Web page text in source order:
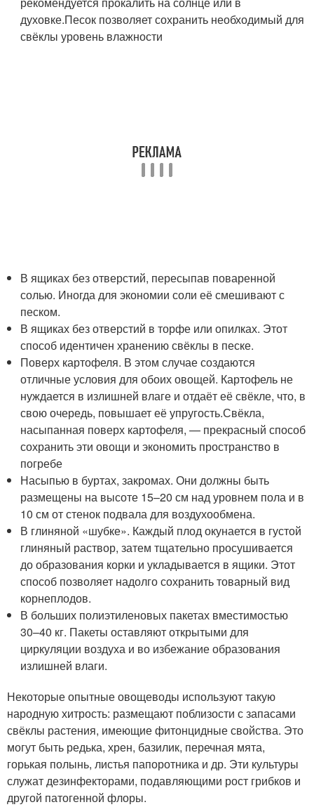
духовке.Песок позволяет сохранить необходимый для
свёклы уровень влажности
В ящиках без отверстий, пересыпав поваренной
солью. Иногда для экономии соли её смешивают с
песком.
В ящиках без отверстий в торфе или опилках. Этот
способ идентичен хранению свёклы в песке.
Поверх картофеля. В этом случае создаются
отличные условия для обоих овощей. Картофель не
нуждается в излишней влаге и отдаёт её свёкле, что, в
свою очередь, повышает её упругость.Свёкла,
насыпанная поверх картофеля, — прекрасный способ
сохранить эти овощи и экономить пространство в
погребе
Насыпью в буртах, закромах. Они должны быть
размещены на высоте 15–20 см над уровнем пола и в
10 см от стенок подвала для воздухообмена.
В глиняной «шубке». Каждый плод окунается в густой
глиняный раствор, затем тщательно просушивается
до образования корки и укладывается в ящики. Этот
способ позволяет надолго сохранить товарный вид
корнеплодов.
В больших полиэтиленовых пакетах вместимостью
30–40 кг. Пакеты оставляют открытыми для
циркуляции воздуха и во избежание образования
излишней влаги.
Некоторые опытные овощеводы используют такую
народную хитрость: размещают поблизости с запасами
свёклы растения, имеющие фитонцидные свойства. Это
могут быть редька, хрен, базилик, перечная мята,
горькая полынь, листья папоротника и др. Эти культуры
служат дезинфекторами, подавляющими рост грибков и
другой патогенной флоры.